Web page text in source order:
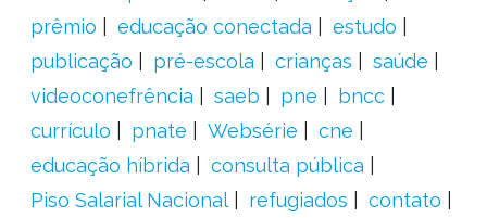
prêmio
educação conectada
estudo
publicação
pré-escola crianças
saúde
videoconefrência
saeb pne
bncc
currículo
pnate Websérie
cne
educação híbrida
consulta pública
Piso Salarial Nacional
refugiados
contato